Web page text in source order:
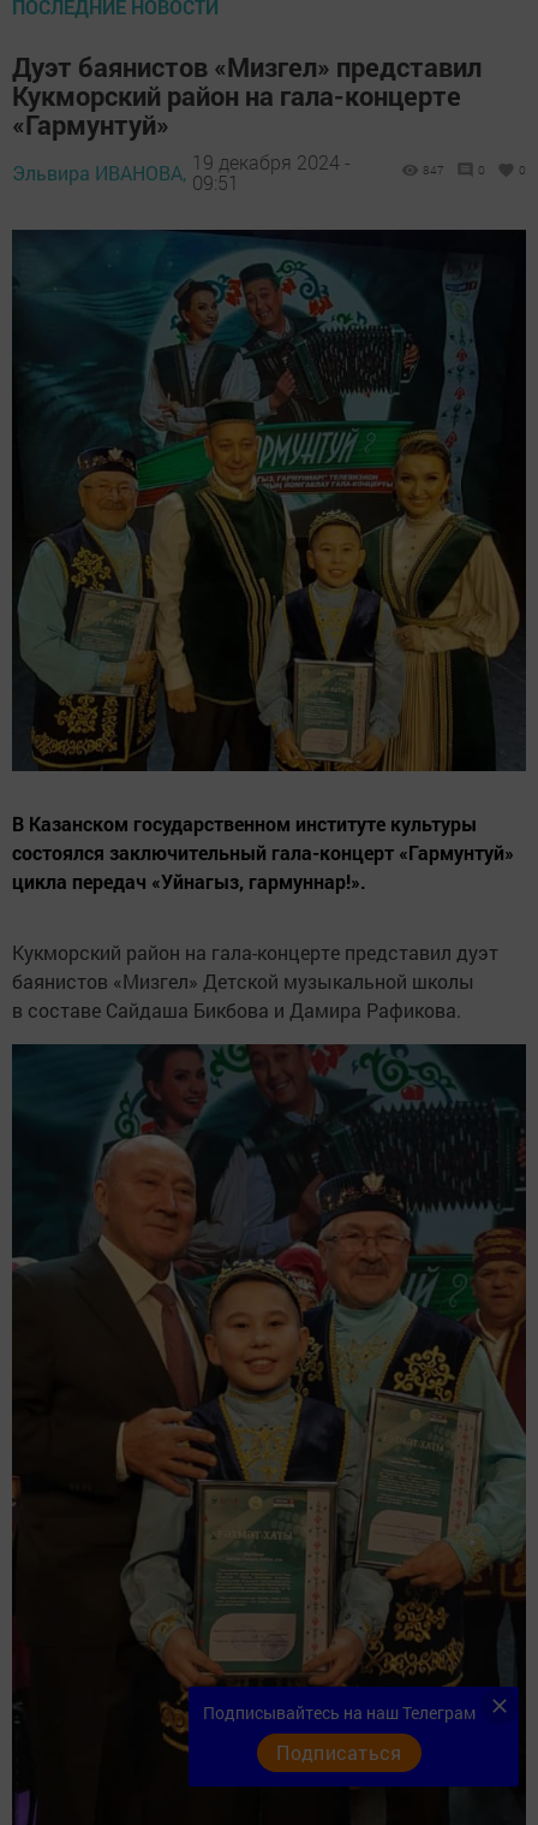
ПОСЛЕДНИЕ НОВОСТИ
Дуэт баянистов «Мизгел» представил
Кукморский район на гала-концерте
«Гармунтуй»
Эльвира ИВАНОВА, 19 декабря 2024 -
09:51
847 0 0
В Казанском государственном институте культуры
состоялся заключительный гала-концерт «Гармунтуй»
цикла передач «Уйнагыз, гармуннар!».
Кукморский район на гала-концерте представил дуэт
баянистов «Мизгел» Детской музыкальной школы
в составе Сайдаша Бикбова и Дамира Рафикова.
Подписывайтесь на наш Телеграм
Подписаться